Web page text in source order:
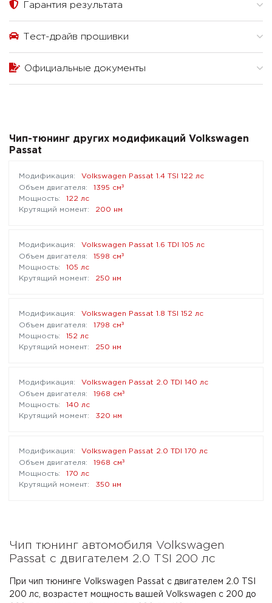
Гарантия результата
Тест-драйв прошивки
Официальные документы
Чип-тюнинг других модификаций Volkswagen
Passat
Volkswagen Passat 1.4 TSI 122 лс
1395 см³
122 лс
200 нм
Volkswagen Passat 1.6 TDI 105 лс
1598 см³
105 лс
250 нм
Volkswagen Passat 1.8 TSI 152 лс
1798 см³
152 лс
250 нм
Volkswagen Passat 2.0 TDI 140 лс
1968 см³
140 лс
320 нм
Volkswagen Passat 2.0 TDI 170 лс
1968 см³
170 лс
350 нм
Чип тюнинг автомобиля Volkswagen
Passat с двигателем 2.0 TSI 200 лс
При чип тюнинге Volkswagen Passat с двигателем 2.0 TSI
200 лс, возрастет мощность вашей Volkswagen с 200 до